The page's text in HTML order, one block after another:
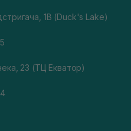
1В (Duck's Lake)
23 (ТЦ Екватор)